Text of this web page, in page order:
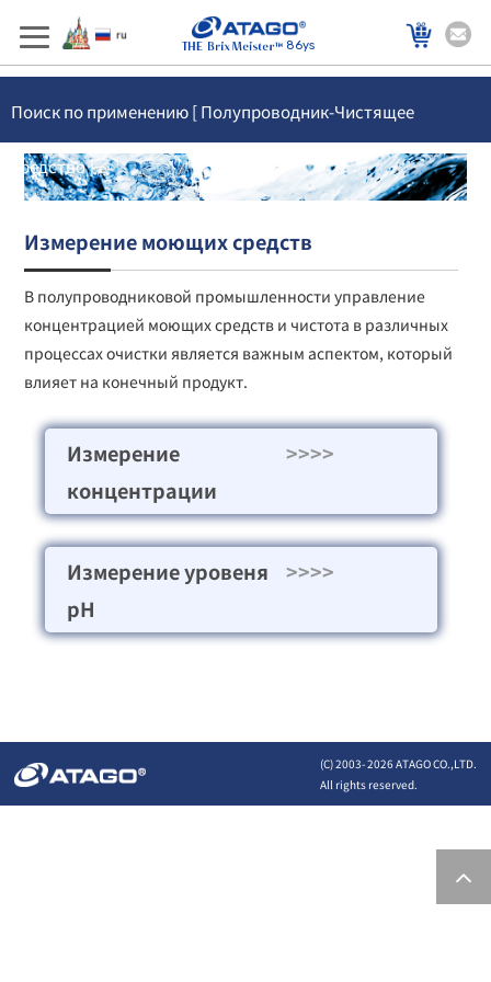
86ys
Поиск по применению [ Полупроводник-Чистящее
средство ]
Измерение моющих средств
В полупроводниковой промышленности управление
концентрацией моющих средств и чистота в различных
процессах очистки является важным аспектом, который
влияет на конечный продукт.
Измерение
концентрации
>>>>
Измерение уровеня
pH
>>>>
(C) 2003-2026 ATAGO CO.,LTD.
All rights reserved.